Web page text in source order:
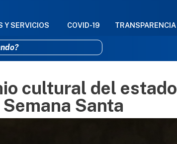
Pasar al contenido principal
Y SERVICIOS COVID-19 TRANSPARENCIA
cultural del estado
Santa